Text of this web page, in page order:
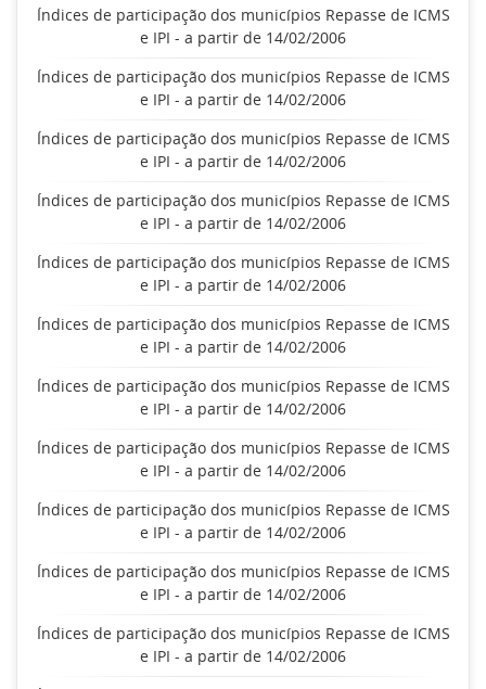
Índices de participação dos municípios Repasse de ICMS
e IPI - a partir de 14/02/2006
Índices de participação dos municípios Repasse de ICMS
e IPI - a partir de 14/02/2006
Índices de participação dos municípios Repasse de ICMS
e IPI - a partir de 14/02/2006
Índices de participação dos municípios Repasse de ICMS
e IPI - a partir de 14/02/2006
Índices de participação dos municípios Repasse de ICMS
e IPI - a partir de 14/02/2006
Índices de participação dos municípios Repasse de ICMS
e IPI - a partir de 14/02/2006
Índices de participação dos municípios Repasse de ICMS
e IPI - a partir de 14/02/2006
Índices de participação dos municípios Repasse de ICMS
e IPI - a partir de 14/02/2006
Índices de participação dos municípios Repasse de ICMS
e IPI - a partir de 14/02/2006
Índices de participação dos municípios Repasse de ICMS
e IPI - a partir de 14/02/2006
Índices de participação dos municípios Repasse de ICMS
e IPI - a partir de 14/02/2006